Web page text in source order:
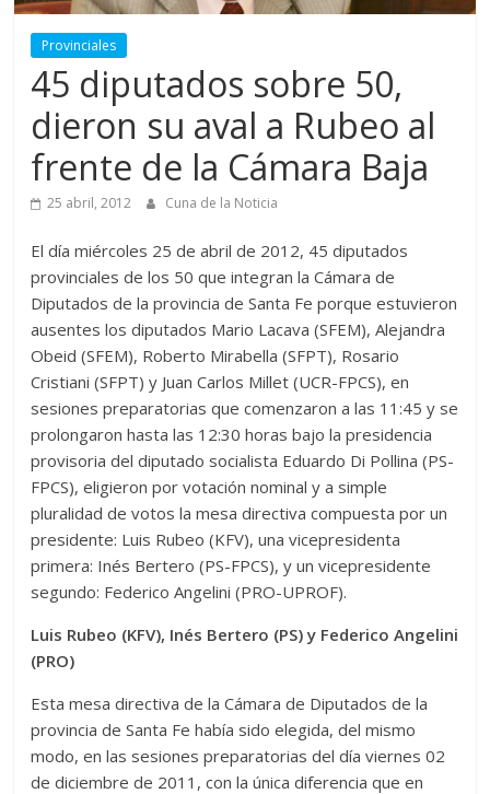
Provinciales
45 diputados sobre 50,
dieron su aval a Rubeo al
frente de la Cámara Baja
25 abril, 2012 Cuna de la Noticia
El día miércoles 25 de abril de 2012, 45 diputados
provinciales de los 50 que integran la Cámara de
Diputados de la provincia de Santa Fe porque estuvieron
ausentes los diputados Mario Lacava (SFEM), Alejandra
Obeid (SFEM), Roberto Mirabella (SFPT), Rosario
Cristiani (SFPT) y Juan Carlos Millet (UCR-FPCS), en
sesiones preparatorias que comenzaron a las 11:45 y se
prolongaron hasta las 12:30 horas bajo la presidencia
provisoria del diputado socialista Eduardo Di Pollina (PS-
FPCS), eligieron por votación nominal y a simple
pluralidad de votos la mesa directiva compuesta por un
presidente: Luis Rubeo (KFV), una vicepresidenta
primera: Inés Bertero (PS-FPCS), y un vicepresidente
segundo: Federico Angelini (PRO-UPROF).
Luis Rubeo (KFV), Inés Bertero (PS) y Federico Angelini
(PRO)
Esta mesa directiva de la Cámara de Diputados de la
provincia de Santa Fe había sido elegida, del mismo
modo, en las sesiones preparatorias del día viernes 02
de diciembre de 2011, con la única diferencia que en